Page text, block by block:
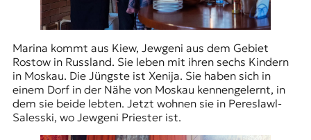
Marina kommt aus Kiew, Jewgeni aus dem Gebiet
Rostow in Russland. Sie leben mit ihren sechs Kindern
in Moskau. Die Jüngste ist Xenija. Sie haben sich in
einem Dorf in der Nähe von Moskau kennengelernt, in
dem sie beide lebten. Jetzt wohnen sie in Pereslawl-
Salesski, wo Jewgeni Priester ist.